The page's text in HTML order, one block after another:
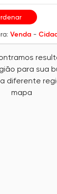
Venda -
para sua
diferente
mapa